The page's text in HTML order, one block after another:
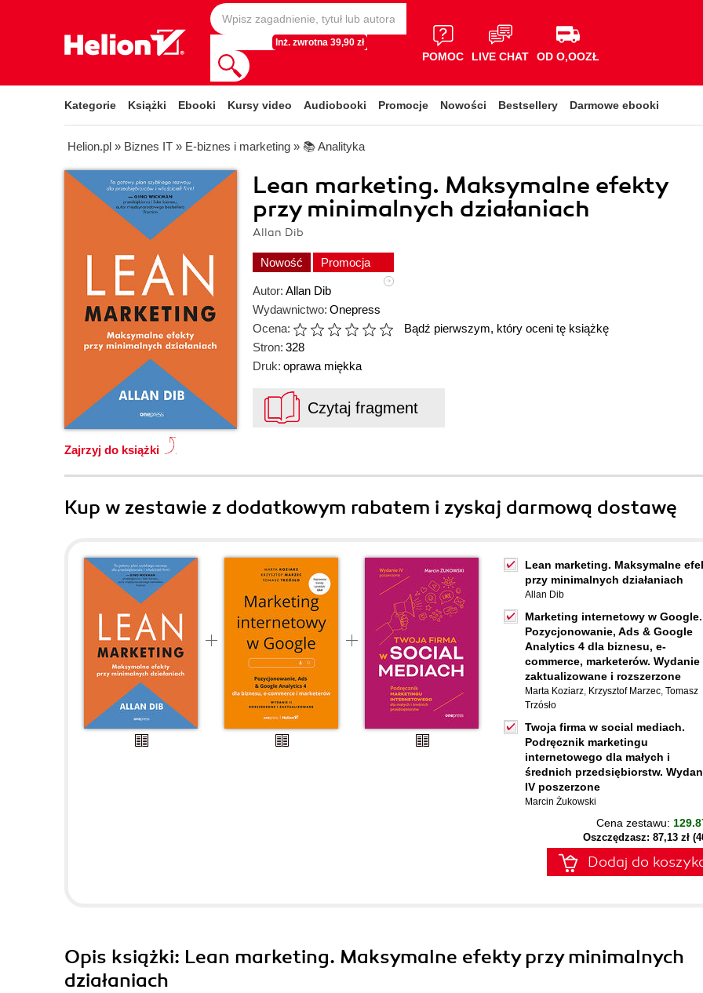
Inż. zwrotna 39,90 zł
POMOC LIVE CHAT OD O,OOZŁ
Kategorie Książki Ebooki Kursy video Audiobooki Promocje Nowości Bestsellery Darmowe ebooki
Helion.pl » Biznes IT » E-biznes i marketing » 📚 Analityka
Lean marketing. Maksymalne efekty
przy minimalnych działaniach
Allan Dib
Nowość Promocja
Zajrzyj do książki
Autor: Allan Dib
Wydawnictwo: Onepress
Ocena:
Bądź pierwszym, który oceni tę książkę
Stron: 328
Druk: oprawa miękka
Czytaj fragment
Kup w zestawie z dodatkowym rabatem i zyskaj darmową dostawę
Lean marketing. Maksymalne
przy minimalnych działaniach
Allan Dib
Marketing internetowy w Google.
Pozycjonowanie, Ads & Google
Analytics 4 dla biznesu, e-
commerce, marketerów. Wydanie
zaktualizowane i rozszerzone
Marta Koziarz, Krzysztof Marzec, Tomasz
Trzósło
Twoja firma w social mediach.
Podręcznik marketingu
internetowego dla małych i
średnich przedsiębiorstw.
IV poszerzone
Marcin Żukowski
Cena zestawu:
Oszczędzasz: 87,13 zł
Dodaj do
Opis książki: Lean marketing. Maksymalne efekty przy minimalnych
działaniach